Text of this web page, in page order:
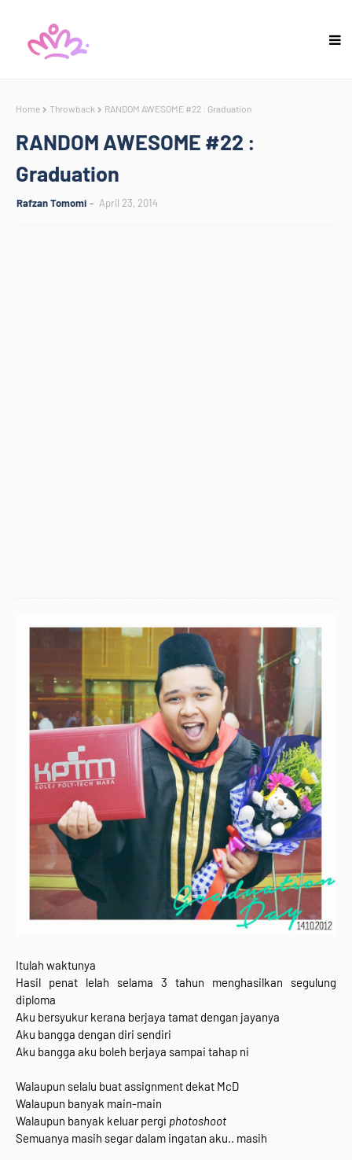
Home Throwback RANDOM AWESOME #22 : Graduation
RANDOM AWESOME #22 :
Graduation
Rafzan Tomomi April 23, 2014
Itulah waktunya
Hasil penat lelah selama 3 tahun menghasilkan segulung
diploma
Aku bersyukur kerana berjaya tamat dengan jayanya
Aku bangga dengan diri sendiri
Aku bangga aku boleh berjaya sampai tahap ni
Walaupun selalu buat assignment dekat McD
Walaupun banyak main-main
Walaupun banyak keluar pergi photoshoot
Semuanya masih segar dalam ingatan aku.. masih